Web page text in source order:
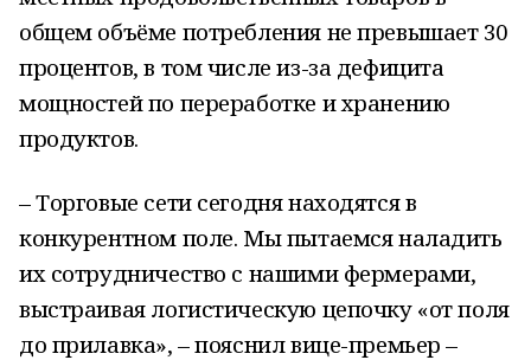
общем объёме потребления не превышает 30
процентов, в том числе из-за дефицита
мощностей по переработке и хранению
продуктов.
– Торговые сети сегодня находятся в
конкурентном поле. Мы пытаемся наладить
их сотрудничество с нашими фермерами,
выстраивая логистическую цепочку «от поля
до прилавка», – пояснил вице-премьер –